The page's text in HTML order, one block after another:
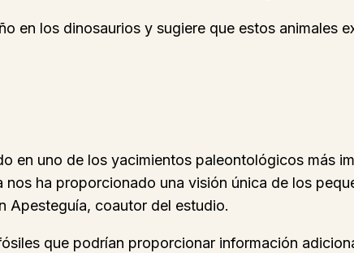
en los dinosaurios y sugiere que estos animales
en uno de los yacimientos paleontológicos más
ha proporcionado una visión única de los
Apesteguía, coautor del estudio.
que podrían proporcionar información